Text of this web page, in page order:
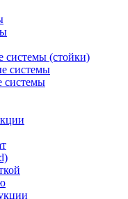
системы (стойки)
системы
системы